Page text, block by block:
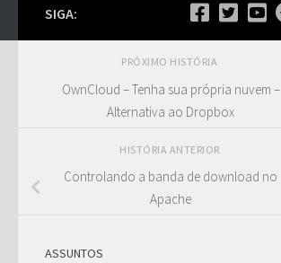
SIGA:
PRÓXIMO HISTÓRIA
OwnCloud – Tenha sua própria nuvem –
Alternativa ao Dropbox
HISTÓRIA ANTERIOR
Controlando a banda de download no
Apache
ASSUNTOS